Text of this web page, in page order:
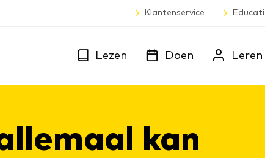
Lezen Doen Leren
Klantenservice
kan